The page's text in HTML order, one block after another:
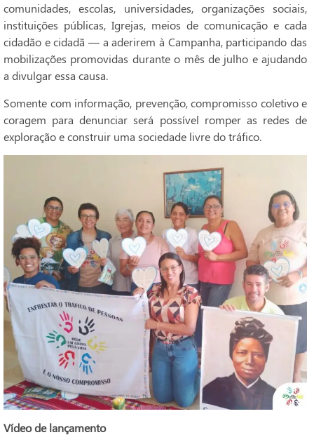
comunidades, escolas, universidades, organizações sociais,
instituições públicas, Igrejas, meios de comunicação e cada
cidadão e cidadã — a aderirem à Campanha, participando das
mobilizações promovidas durante o mês de julho e ajudando
a divulgar essa causa.
Somente com informação, prevenção, compromisso coletivo e
coragem para denunciar será possível romper as redes de
exploração e construir uma sociedade livre do tráfico.
Vídeo de lançamento